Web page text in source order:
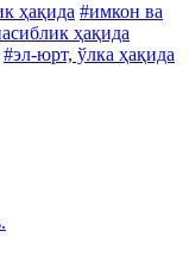
ҳақида #имкон ва
ҳақида
#эл-юрт, ўлка ҳақида